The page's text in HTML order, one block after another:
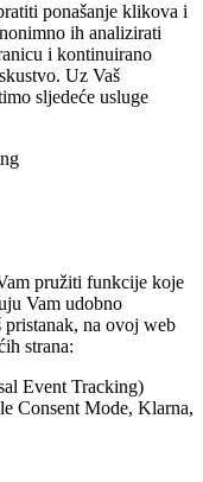
ponašanje klikova i
ih analizirati
i kontinuirano
Uz Vaš
sljedeće usluge
pružiti funkcije koje
Vam udobno
pristanak, na ovoj web
strana:
Event Tracking)
Consent Mode, Klarna,